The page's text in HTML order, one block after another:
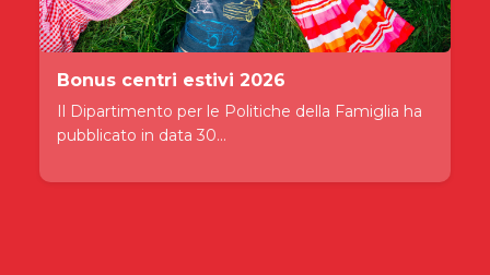
Bonus centri estivi 2026
Il Dipartimento per le Politiche della Famiglia ha
pubblicato in data 30...